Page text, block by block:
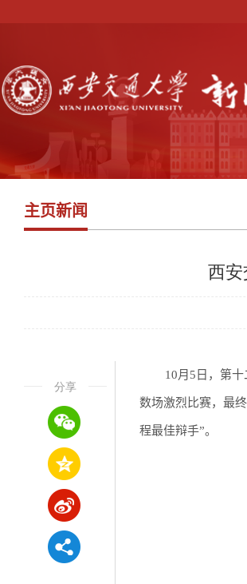
主页新闻
分享
西
10月5日，第
数场激烈比赛，最
程最佳辩手”。